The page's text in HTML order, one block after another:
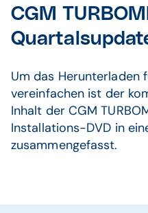
CGM
Um das Herunterladen
vereinfachen ist der
Inhalt der CGM
Installations-DVD in
zusammengefasst.